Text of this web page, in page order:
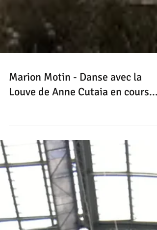
Marion Motin - Danse avec la
Louve de Anne Cutaia en cours...